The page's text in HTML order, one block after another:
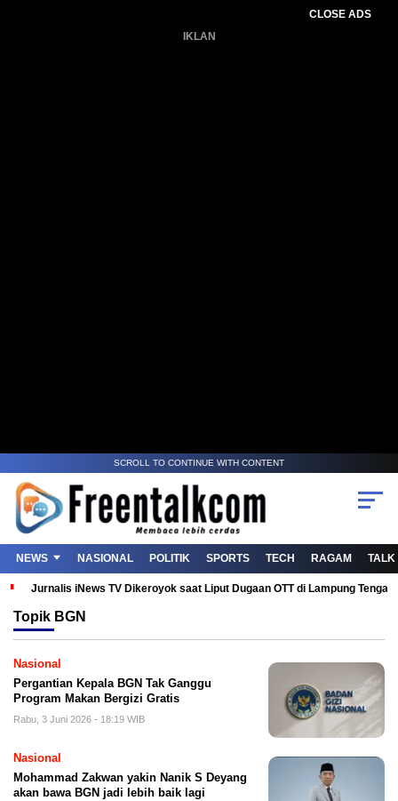
CLOSE ADS
IKLAN
SCROLL TO CONTINUE WITH CONTENT
NEWS NASIONAL POLITIK SPORTS TECH RAGAM TALK
Jurnalis iNews TV Dikeroyok saat Liput Dugaan OTT di Lampung
Topik BGN
Nasional
Pergantian Kepala BGN Tak Ganggu
Program Makan Bergizi Gratis
Rabu, 3 Juni 2026 - 18:19 WIB
Nasional
Mohammad Zakwan yakin Nanik S Deyang
akan bawa BGN jadi lebih baik lagi